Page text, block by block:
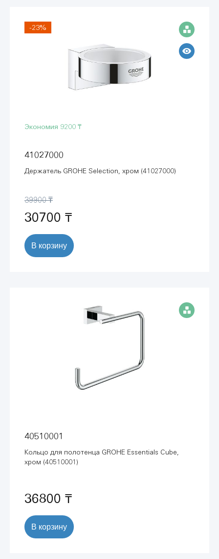
-23%
Экономия 9200 ₸
41027000
Держатель GROHE Selection, хром (41027000)
39900 ₸
30700 ₸
В корзину
40510001
Кольцо для полотенца GROHE Essentials Cube,
хром (40510001)
36800 ₸
В корзину